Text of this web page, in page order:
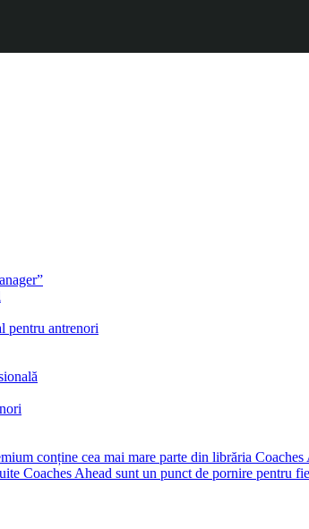
pentru antrenori
conține cea mai mare parte din librăria
Coaches Ahead sunt un punct de pornire pentru